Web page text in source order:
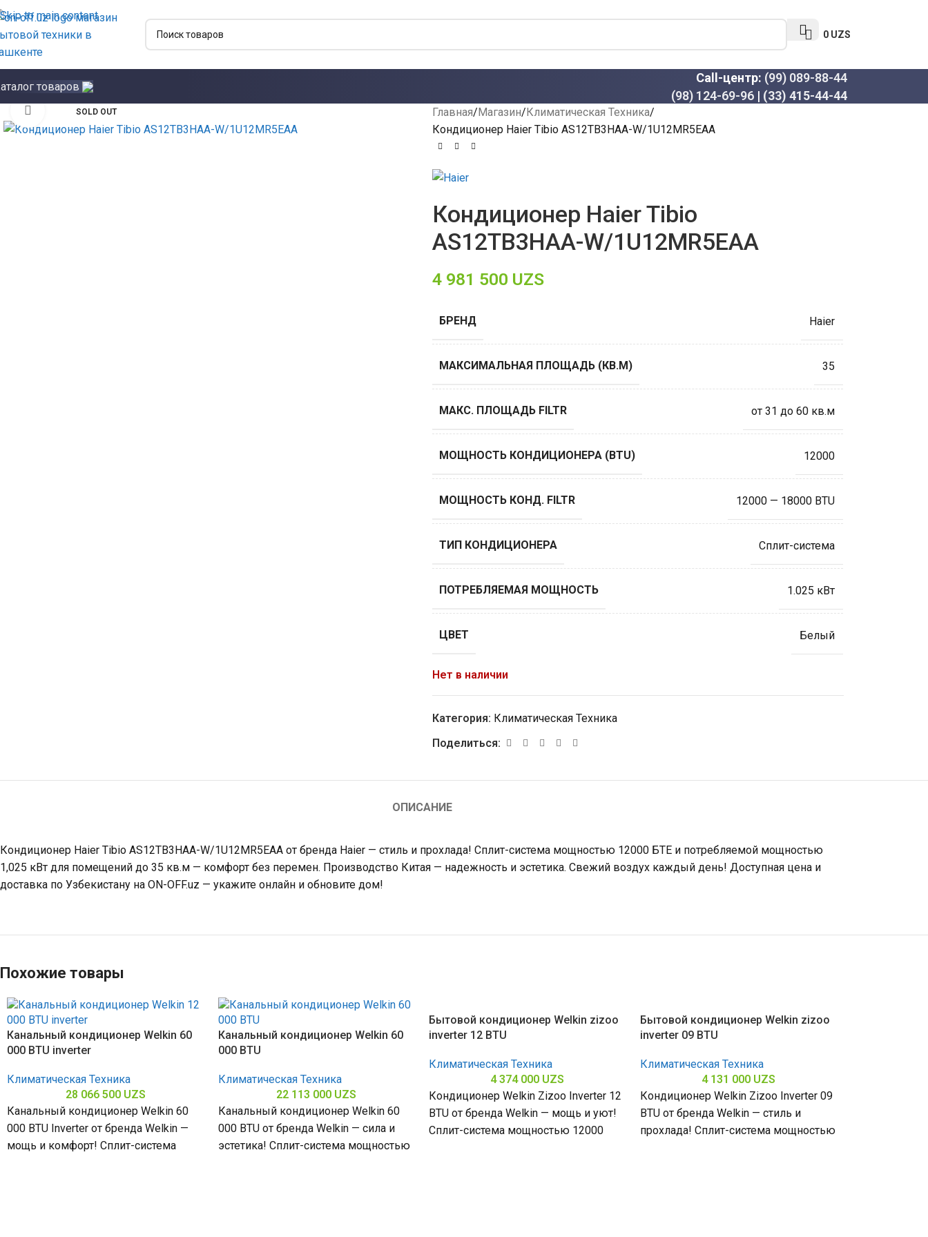
Skip to main content
0 UZS
товаров
Call-центр: (99) 089-88-44
(98) 124-69-96 | (33) 415-44-44
SOLD OUT
Click to enlarge Главная Магазин Климатическая Техника
Кондиционер Haier Tibio AS12TB3HAA-W/1U12MR5EAA
Кондиционер Haier Tibio
AS12TB3HAA-W/1U12MR5EAA
4 981 500 UZS
БРЕНД Haier
МАКСИМАЛЬНАЯ ПЛОЩАДЬ (КВ.М) 35
МАКС. ПЛОЩАДЬ FILTR от 31 до 60 кв.м
МОЩНОСТЬ КОНДИЦИОНЕРА (BTU) 12000
МОЩНОСТЬ КОНД. FILTR 12000 — 18000 BTU
ТИП КОНДИЦИОНЕРА Сплит-система
ПОТРЕБЛЯЕМАЯ МОЩНОСТЬ 1.025 кВт
ЦВЕТ Белый
Нет в наличии
Категория: Климатическая Техника
Поделиться:
ОПИСАНИЕ
Кондиционер Haier Tibio AS12TB3HAA-W/1U12MR5EAA от бренда Haier — стиль и прохлада! Сплит-система мощностью 12000 БТЕ и потребляемой мощностью
1,025 кВт для помещений до 35 кв.м — комфорт без перемен. Производство Китая — надежность и эстетика. Свежий воздух каждый день! Доступная цена и
доставка по Узбекистану на ON-OFF.uz — укажите онлайн и обновите дом!
Похожие товары
Канальный кондиционер Welkin 60
000 BTU inverter
Климатическая Техника
28 066 500 UZS
Канальный кондиционер Welkin 60
000 BTU Inverter от бренда Welkin —
мощь и комфорт! Сплит-система
Канальный кондиционер Welkin 60
000 BTU
Климатическая Техника
22 113 000 UZS
Канальный кондиционер Welkin 60
000 BTU от бренда Welkin — сила и
эстетика! Сплит-система мощностью
Бытовой кондиционер Welkin zizoo
inverter 12 BTU
Климатическая Техника
4 374 000 UZS
Кондиционер Welkin Zizoo Inverter 12
BTU от бренда Welkin — мощь и уют!
Сплит-система мощностью 12000
Бытовой кондиционер Welkin zizoo
inverter 09 BTU
Климатическая Техника
4 131 000 UZS
Кондиционер Welkin Zizoo Inverter 09
BTU от бренда Welkin — стиль и
прохлада! Сплит-система мощностью